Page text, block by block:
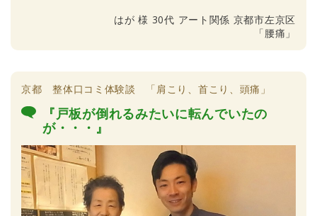
はが 様 30代 アート関係 京都市左京区
「腰痛」
京都 整体口コミ体験談 「肩こり、首こり、頭痛」
『戸板が倒れるみたいに転んでいたの
が・・・』